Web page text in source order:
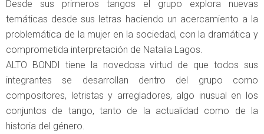
Desde sus primeros tangos el grupo explora nuevas
temáticas desde sus letras haciendo un acercamiento a la
problemática de la mujer en la sociedad, con la dramática y
comprometida interpretación de Natalia Lagos.
ALTO BONDI tiene la novedosa virtud de que todos sus
integrantes se desarrollan dentro del grupo como
compositores, letristas y arregladores, algo inusual en los
conjuntos de tango, tanto de la actualidad como de la
historia del género.